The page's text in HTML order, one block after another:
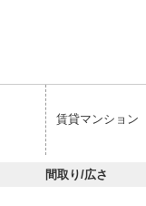
賃貸マンション
間取り/広さ